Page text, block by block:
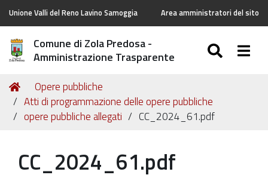
Unione Valli del Reno Lavino Samoggia Area amministratori del sito
Comune di Zola Predosa -
Amministrazione Trasparente
Tu
sei
qui:
Home
Opere pubbliche
Atti di programmazione delle opere pubbliche
opere pubbliche allegati
CC_2024_61.pdf
CC_2024_61.pdf